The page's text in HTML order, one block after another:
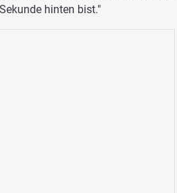
hinten bist."